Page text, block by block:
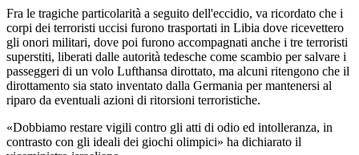
Fra le tragiche particolarità a seguito dell'eccidio, va ricordato che i
corpi dei terroristi uccisi furono trasportati in Libia dove ricevettero
gli onori militari, dove poi furono accompagnati anche i tre terroristi
superstiti, liberati dalle autorità tedesche come scambio per salvare i
passeggeri di un volo Lufthansa dirottato, ma alcuni ritengono che il
dirottamento sia stato inventato dalla Germania per mantenersi al
riparo da eventuali azioni di ritorsioni terroristiche.
«Dobbiamo restare vigili contro gli atti di odio ed intolleranza, in
contrasto con gli ideali dei giochi olimpici» ha dichiarato il